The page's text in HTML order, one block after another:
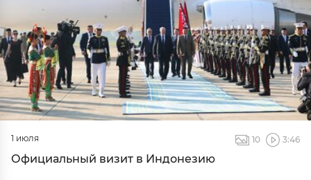
1 июля 10 3:46
Официальный визит в Индонезию